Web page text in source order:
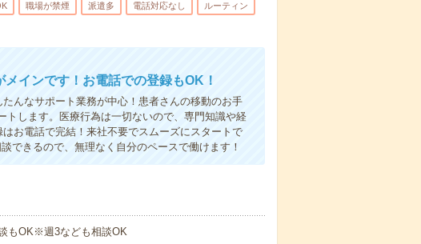
職場が禁煙 派遣多 電話対応なし ルーティン
インです！お電話での登録もOK！
んなサポート業務が中心！患者さんの移動のお手
します。医療行為は一切ないので、専門知識や経
お電話で完結！来社不要でスムーズにスタートで
できるので、無理なく自分のペースで働けます！
もOK※週3なども相談OK